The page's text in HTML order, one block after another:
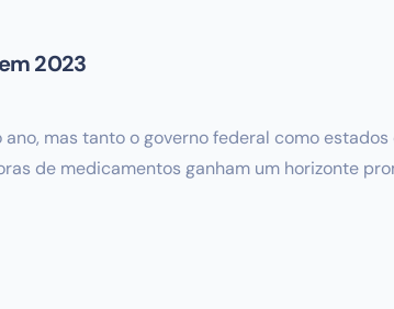
2023
mas tanto o governo federal como
de medicamentos ganham um horizonte